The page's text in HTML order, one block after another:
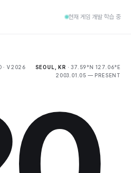
현재 게임 개발 학습 중
· V2026
SEOUL, KR · 37.59°N 127.06°E
2003.01.05 — PRESENT